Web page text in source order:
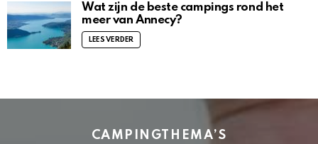
Wat zijn de beste campings rond het
meer van Annecy?
LEES VERDER
CAMPINGTHEMA’S